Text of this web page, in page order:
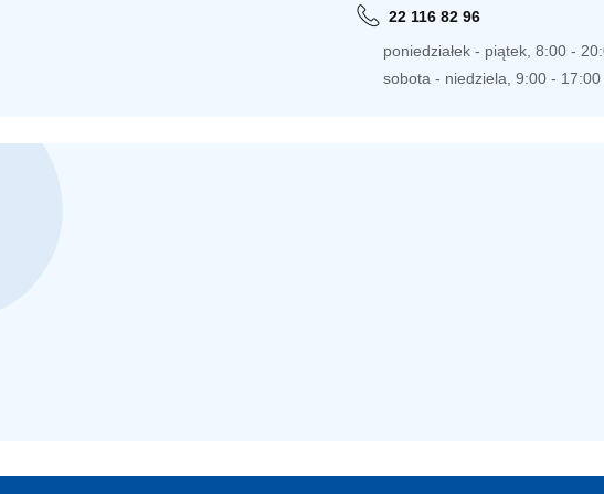
22 116 82 96
poniedziałek - piątek, 8:00 -
sobota - niedziela, 9:00 - 17:00